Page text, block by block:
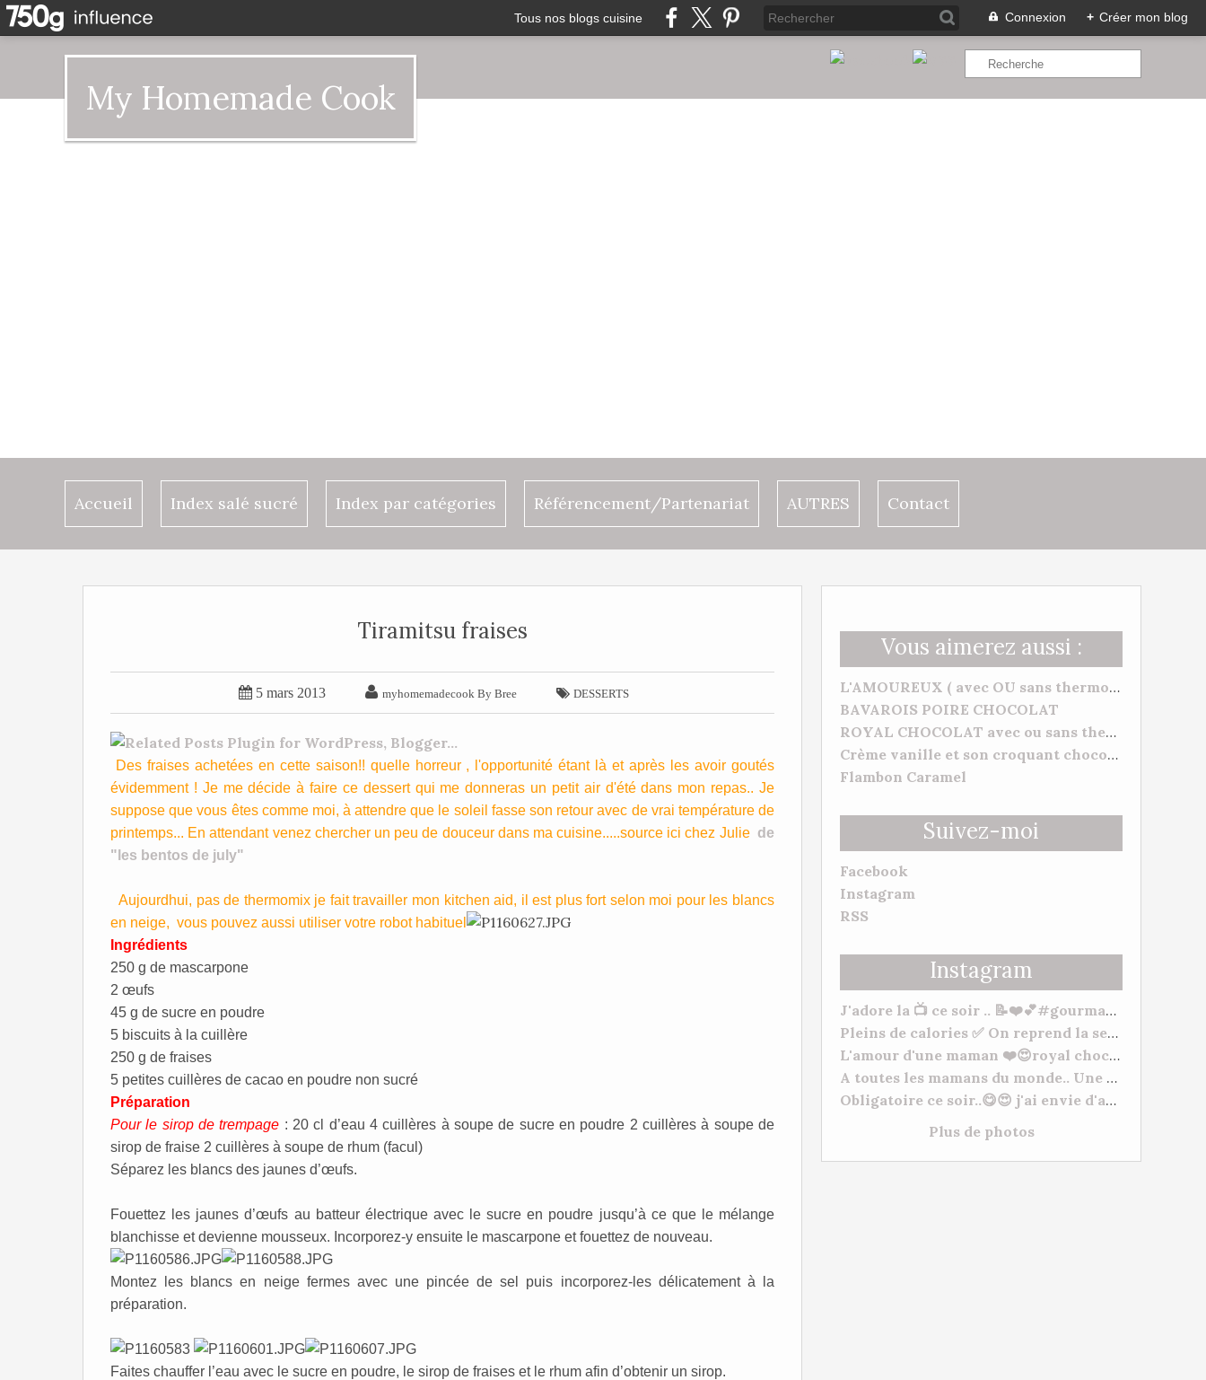
Tous nos blogs cuisine Connexion + Créer mon blog
My Homemade Cook
Accueil Index salé sucré Index par catégories Référencement/Partenariat AUTRES Contact
Vous aimerez aussi :
L'AMOUREUX ( avec OU sans thermomix) VANILLE FRAMBOISES
BAVAROIS POIRE CHOCOLAT
ROYAL CHOCOLAT avec ou sans thermomix
Crème vanille et son croquant chocolat
Flambon Caramel
Suivez-moi
Facebook
Instagram
RSS
Instagram
J'adore la 📺 ce soir .. 📝❤️💕#gourmandise #myhomemadecook #meilleurspatissiers
Pleins de calories ✅ On reprend la semaine 🥒. Bonne soirée et bonne semaine à tous. 😋❤️ #behappy #famille #gourmandise #yummy #tm31 #tm5 #gourmandise
L'amour d'une maman ❤️😍royal chocolat ( mangue/framboises) "De l'amour, de l'amour, de l'amour 💕" à mes deux petits chats Morgane Et Hugo. --- #patisserie #fetedesmeres #homemadefood #chocolat #lovecooking #cookingtime #yummy #tm31 #thermomixfrance #bestofthermomix #thermomixrecipes #thermomixtm5
A toutes les mamans du monde.. Une très bonne fête, plein de gros bisous à vous toutes. ❤️😍❤️ #fetesdesmeres #amour
Obligatoire ce soir..😋😍 j'ai envie d'acheter du matériel de Pâtisserie lol normal ???? #cuisineshop #meilleurspatissiers #patisserie
Plus de photos
Tiramitsu fraises
 5 mars 2013  myhomemadecook By Bree  DESSERTS
Des fraises achetées en cette saison!! quelle horreur , l'opportunité étant là et après les avoir goutés
évidemment ! Je me décide à faire ce dessert qui me donneras un petit air d'été dans mon repas.. Je
suppose que vous êtes comme moi, à attendre que le soleil fasse son retour avec de vrai température de
printemps... En attendant venez chercher un peu de douceur dans ma cuisine.....source ici chez Julie de
"les bentos de july"
Aujourdhui, pas de thermomix je fait travailler mon kitchen aid, il est plus fort selon moi pour les blancs
en neige, vous pouvez aussi utiliser votre robot habituel
Ingrédients
250 g de mascarpone
2 œufs
45 g de sucre en poudre
5 biscuits à la cuillère
250 g de fraises
5 petites cuillères de cacao en poudre non sucré
Préparation
Pour le sirop de trempage : 20 cl d’eau 4 cuillères à soupe de sucre en poudre 2 cuillères à soupe de
sirop de fraise 2 cuillères à soupe de rhum (facul)
Séparez les blancs des jaunes d’œufs.
Fouettez les jaunes d’œufs au batteur électrique avec le sucre en poudre jusqu’à ce que le mélange
blanchisse et devienne mousseux. Incorporez-y ensuite le mascarpone et fouettez de nouveau.
Montez les blancs en neige fermes avec une pincée de sel puis incorporez-les délicatement à la
préparation.
Faites chauffer l’eau avec le sucre en poudre, le sirop de fraises et le rhum afin d’obtenir un sirop.